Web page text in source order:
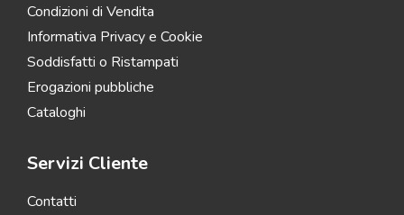
Condizioni di Vendita
Informativa Privacy e Cookie
Soddisfatti o Ristampati
Erogazioni pubbliche
Cataloghi
Servizi Cliente
Contatti